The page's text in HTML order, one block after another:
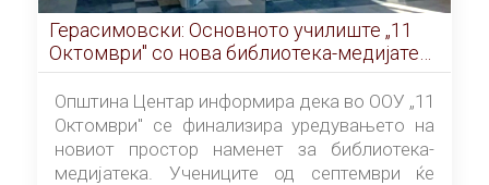
Герасимовски: Основното училиште „11
Октомври" со нова библиотека-медијатека
од септември
Општина Центар информира дека во ООУ „11
Октомври" се финализира уредувањето на
новиот простор наменет за библиотека-
медијатека. Учениците од септември ќе